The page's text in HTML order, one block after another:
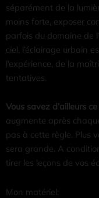
séparément de la
moins forte, exposer
parfois du domaine de
ciel, l’éclairage urbain
l’expérience, de la
tentatives.
Vous savez d’ailleurs
augmente après
pas à cette règle. Plus
sera grande. A
tirer les leçons de vos
Mon matériel: